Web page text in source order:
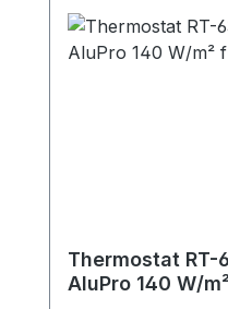
Thermostat RT-
AluPro 140 W/